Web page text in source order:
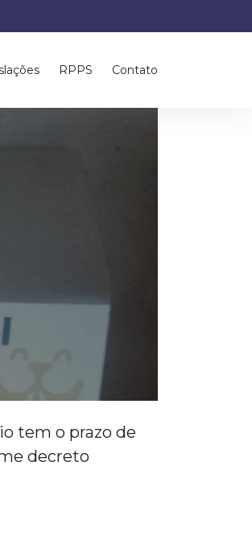
RPPS Contato
tem o prazo de
decreto